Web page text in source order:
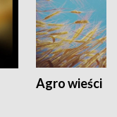
Agro wieści